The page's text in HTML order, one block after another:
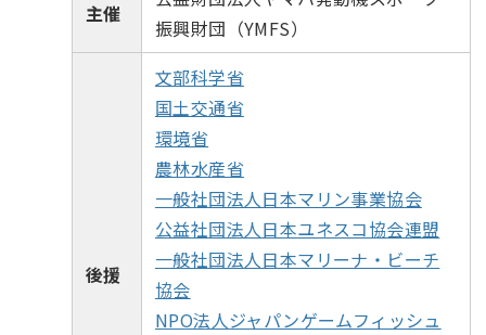
主催
振興財団（YMFS）
後援
文部科学省
国土交通省
環境省
農林水産省
一般社団法人日本マリン事業協会
公益社団法人日本ユネスコ協会連盟
一般社団法人日本マリーナ・ビーチ
協会
NPO法人ジャパンゲームフィッシュ